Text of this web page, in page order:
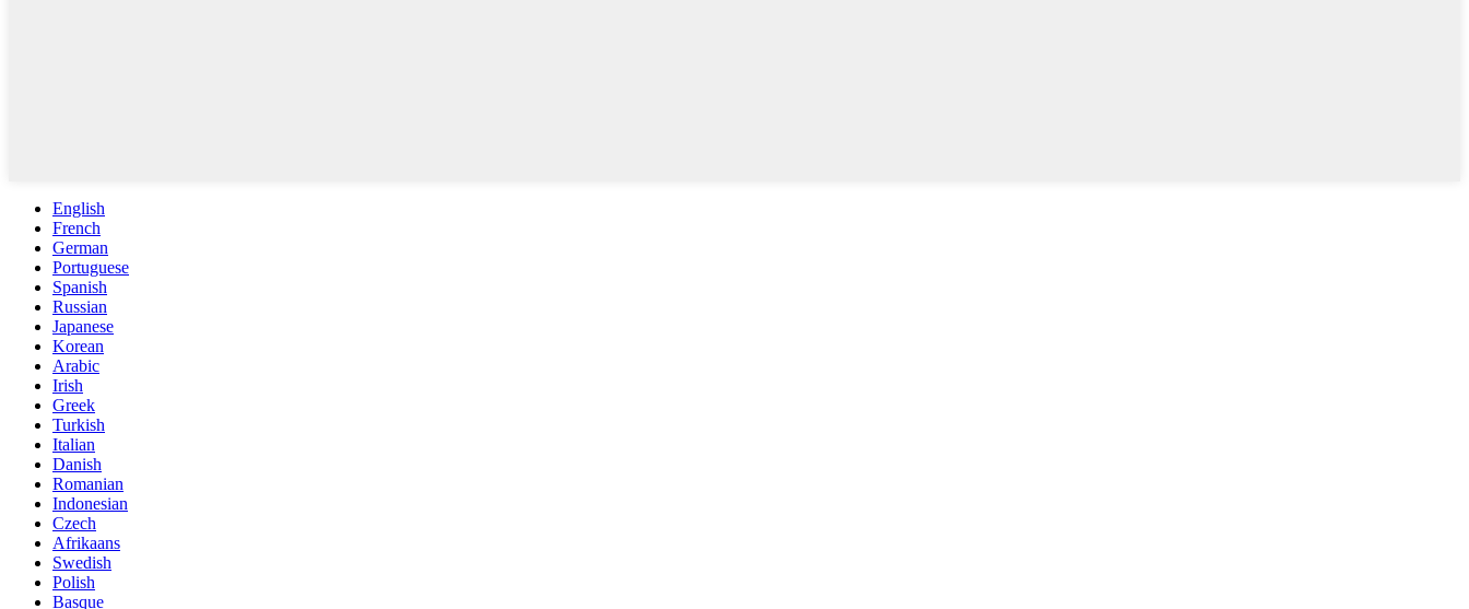
English
French
German
Portuguese
Spanish
Russian
Japanese
Korean
Arabic
Irish
Greek
Turkish
Italian
Danish
Romanian
Indonesian
Czech
Afrikaans
Swedish
Polish
Basque